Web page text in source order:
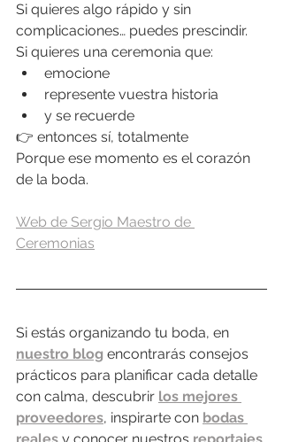
Si quieres algo rápido y sin
complicaciones… puedes prescindir.
Si quieres una ceremonia que:
emocione
represente vuestra historia
y se recuerde
👉 entonces sí, totalmente
Porque ese momento es el corazón
de la boda.
Web de Sergio Maestro de
Ceremonias
Si estás organizando tu boda, en
nuestro blog encontrarás consejos
prácticos para planificar cada detalle
con calma, descubrir los mejores
proveedores, inspirarte con bodas